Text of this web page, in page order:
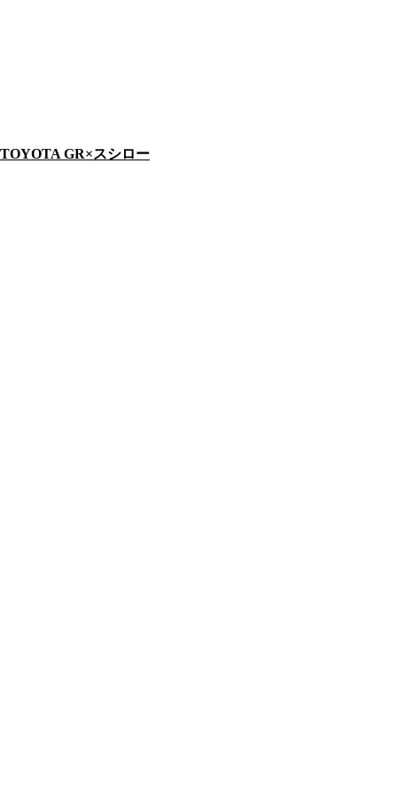
TOYOTA GR×スシロー